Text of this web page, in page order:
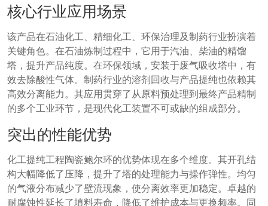
核心行业应用场景
该产品在石油化工、精细化工、环保治理及制药行业扮演着
关键角色。在石油炼制过程中，它用于汽油、柴油的精馏
塔，提升产品纯度。在环保领域，安装于废气吸收塔中，有
效去除酸性气体。制药行业的溶剂回收与产品提纯也依赖其
高效分离能力。其应用贯穿了从原料预处理到最终产品精制
的多个工业环节，是现代化工装置不可或缺的组成部分。
突出的性能优势
化工提纯工程陶瓷鲍尔环的优势体现在多个维度。其开孔结
构大幅降低了压降，提升了塔的处理能力与操作弹性。均匀
的气液分布减少了壁流现象，使分离效率更加稳定。卓越的
耐腐蚀性延长了填料寿命，降低了维护成本与更换频率。同